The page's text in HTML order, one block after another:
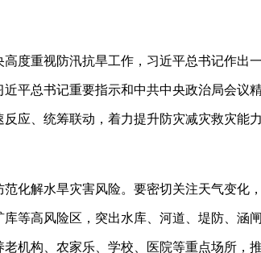
重视防汛抗旱工作，习近平总书记作出
平总书记重要指示和中共中央政治局会议
应、统筹联动，着力提升防灾减灾救灾能
解水旱灾害风险。要密切关注天气变化
等高风险区，突出水库、河道、堤防、涵
机构、农家乐、学校、医院等重点场所，